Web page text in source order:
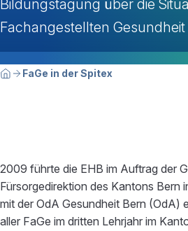
Bildungstagung über die
Fachangestellten Gesundheit
Breadcrumbnavigation
Sie befinden sich hier:
HomeFaGe in der Spitex
2009 führte die EHB im Auftrag der
Fürsorgedirektion des Kantons Bern
mit der OdA Gesundheit Bern (OdA)
aller FaGe im dritten Lehrjahr im